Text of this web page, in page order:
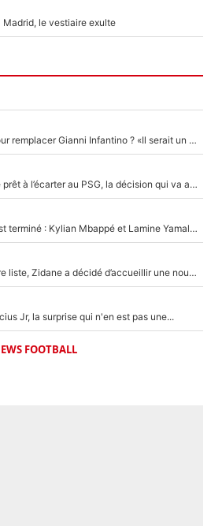
Madrid, le vestiaire exulte
Du PSG à la tête de la FIFA pour remplacer Gianni Infantino ? «Il serait un mauvais président», le patron de la Liga s'attaque à Nasser Al-Khelaïfi !
Bradley Barcola : Luis Enrique prêt à l’écarter au PSG, la décision qui va accélérer son transfert à Liverpool ?
La Liga sur beIN SPORTS, c’est terminé : Kylian Mbappé et Lamine Yamal changent de chaîne, «le moment était venu d'ouvrir un nouveau chapitre»
Avant l’annonce de sa première liste, Zidane a décidé d’accueillir une nouvelle tête en équipe de France
Jr, la surprise qui n'en est pas une...
FOOTBALL